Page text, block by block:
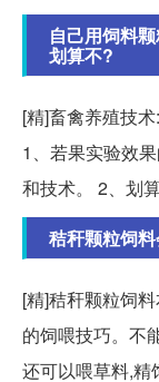
自己用饲料
划算不?
[精]畜禽养殖技
1、若果实验效
和技术。 2、划
秸秆颗粒饲
[精]秸秆颗粒饲
的饲喂技巧。不
还可以喂草料,精